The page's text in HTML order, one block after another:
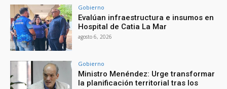
Gobierno
Evalúan infraestructura e insumos en
Hospital de Catia La Mar
agosto 6, 2026
Gobierno
Ministro Menéndez: Urge transformar
la planificación territorial tras los